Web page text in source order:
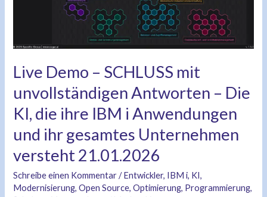
Live Demo – SCHLUSS mit
unvollständigen Antworten – Die
KI, die ihre IBM i Anwendungen
und ihr gesamtes Unternehmen
versteht 21.01.2026
Schreibe einen Kommentar /Entwickler, IBM i, KI,
Modernisierung,Open Source,Optimierung, Programmierung,
die
Anwendungen
und
gesamtes